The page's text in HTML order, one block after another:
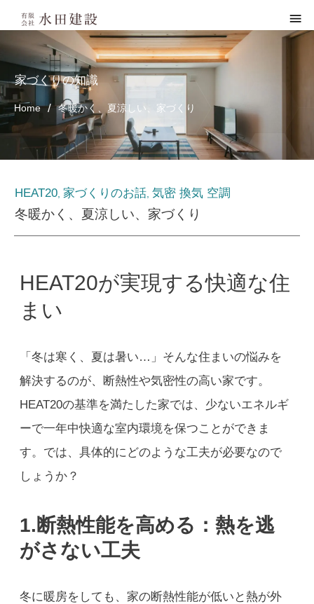
家づくりの知識
Home / 冬暖かく、夏涼しい、家づくり
HEAT20 家づくりのお話 気密 換気 空調
冬暖かく、夏涼しい、家づくり
HEAT20が実現する快適な住
まい
「冬は寒く、夏は暑い…」そんな住まいの悩みを
解決するのが、断熱性や気密性の高い家です。
HEAT20の基準を満たした家では、少ないエネルギ
ーで一年中快適な室内環境を保つことができま
す。では、具体的にどのような工夫が必要なので
しょうか？
1.断熱性能を高める：熱を逃
がさない工夫
冬に暖房をしても、家の断熱性能が低いと熱が外